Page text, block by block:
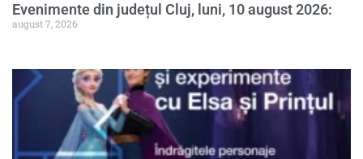
Evenimente din județul Cluj, luni, 10 august 2026:
august 7, 2026